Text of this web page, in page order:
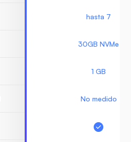
hasta 7
30GB NVMe
1 GB
No medido